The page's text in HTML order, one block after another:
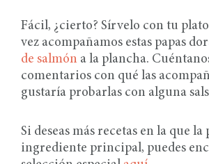
Fácil, ¿cierto? Sírvelo con tu
vez acompañamos estas papas
de salmón a la plancha.
comentarios con qué las
gustaría probarlas con alguna
Si deseas más recetas en la que la
ingrediente principal, puedes